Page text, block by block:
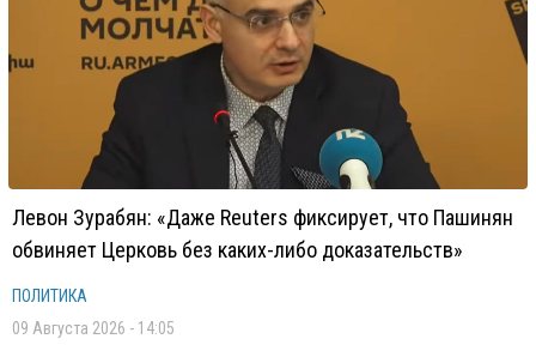
Левон Зурабян: «Даже Reuters фиксирует, что Пашинян
обвиняет Церковь без каких-либо доказательств»
ПОЛИТИКА
09 Августа 2026 - 14:05